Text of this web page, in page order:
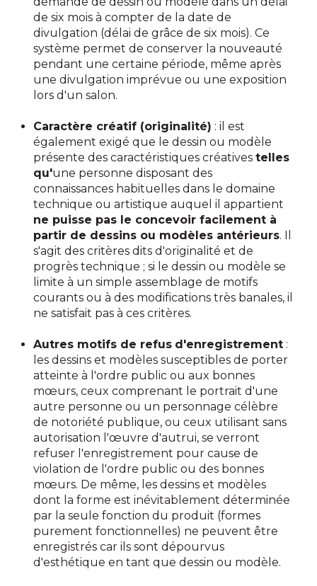
de six mois à compter de la date de
divulgation (délai de grâce de six mois). Ce
système permet de conserver la nouveauté
pendant une certaine période, même après
une divulgation imprévue ou une exposition
lors d'un salon.
Caractère créatif (originalité) : il est
également exigé que le dessin ou modèle
présente des caractéristiques créativestelles
qu'une personne disposant des
connaissances habituelles dans le domaine
technique ou artistique auquel il appartient
ne puisse pas le concevoir facilement à
partir de dessins ou modèles antérieurs. Il
s'agit des critères dits d'originalité et de
progrès technique ; si le dessin ou modèle se
limite à un simple assemblage de motifs
courants ou à des modifications très banales, il
ne satisfait pas à ces critères.
Autres motifs de refus d'enregistrement :
les dessins et modèles susceptibles de porter
atteinte à l'ordre public ou aux bonnes
mœurs, ceux comprenant le portrait d'une
autre personne ou un personnage célèbre
de notoriété publique, ou ceux utilisant sans
autorisation l'œuvre d'autrui, se verront
refuser l'enregistrement pour cause de
violation de l'ordre public ou des bonnes
mœurs. De même, les dessins et modèles
dont la forme est inévitablement déterminée
par la seule fonction du produit (formes
purement fonctionnelles) ne peuvent être
enregistrés car ils sont dépourvus
d'esthétique en tant que dessin ou modèle.